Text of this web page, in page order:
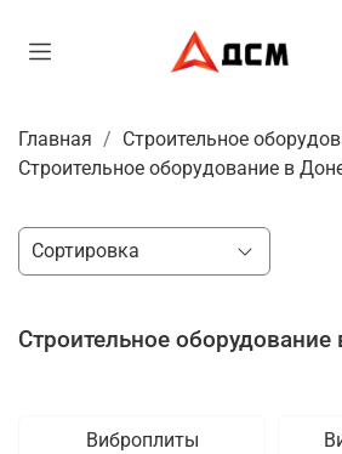
Главная
Строительное
Строительное оборудование в
Строительное
Виброплиты